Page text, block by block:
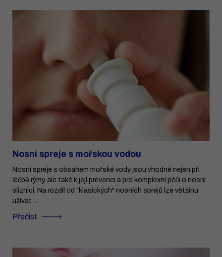
Nosní spreje s mořskou vodou
Nosní spreje s obsahem mořské vody jsou vhodné nejen při
léčbě rýmy, ale také k její prevenci a pro komplexní péči o nosní
sliznici. Na rozdíl od "klasických" nosních sprejů lze většinu
užívat ...
Přečíst